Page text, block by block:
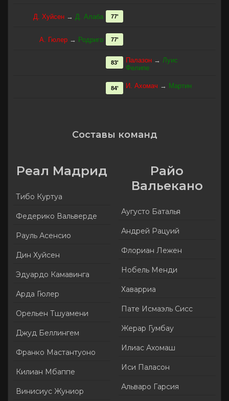
Д. Хуйсен → Д. Алаба 77'
А. Гюлер → Родриго 77'
Палазон → Луис
Фелипе
83'
И. Ахомач → Мартин
84'
Составы команд
Реал Мадрид
Тибо Куртуа
Федерико Вальверде
Рауль Асенсио
Дин Хуйсен
Эдуардо Камавинга
Арда Гюлер
Орельен Тшуамени
Джуд Беллингем
Франко Мастантуоно
Килиан Мбаппе
Винисиус Жуниор
Райо
Вальекано
Аугусто Баталья
Андрей Рацуий
Флориан Лежен
Нобель Менди
Хаварриа
Пате Исмаэль Сисс
Жерар Гумбау
Илиас Ахомаш
Иси Паласон
Альваро Гарсия